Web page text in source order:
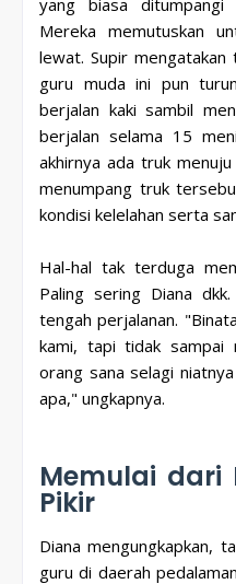
Mereka memutuskan
lewat. Supir
guru muda ini pun
berjalan kaki sambil
berjalan selama 15
akhirnya ada truk
menumpang truk
kondisi kelelahan serta
Hal-hal tak terduga
Paling sering Diana
tengah perjalanan.
kami, tapi tidak sampai
orang sana selagi
apa," ungkapnya.
Memulai dari
Pikir
Diana mengungkapkan,
guru di daerah